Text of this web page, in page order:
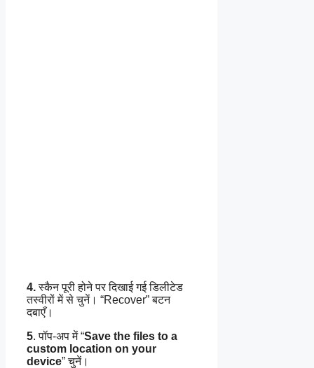
4.स्कैन पूरी होने पर दिखाई गई डिलीटेड
तस्वीरों में से चुनें। “Recover” बटन
दबाएँ।
5. पॉप‑अप में “Save the files to a
custom location on your
device” चुनें।